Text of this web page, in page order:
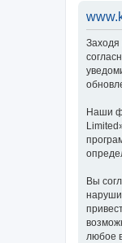
Заходя
Наши
Вы
любое